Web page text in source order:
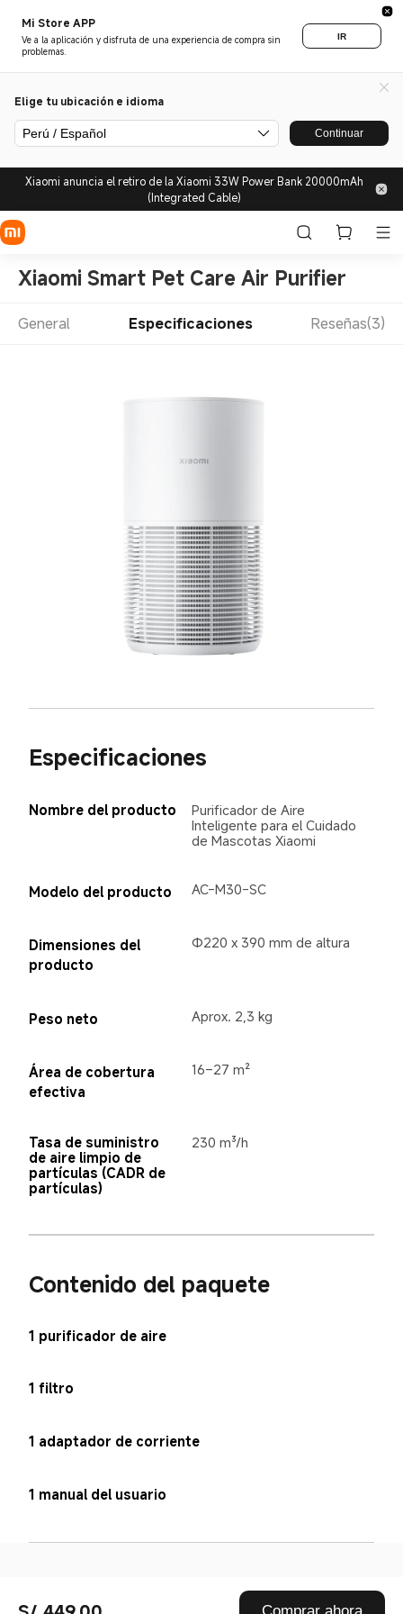
Mi Store APP
Ve a la aplicación y disfruta de una experiencia de compra sin
problemas.
IR
Elige tu ubicación e idioma
Perú / Español Continuar
Xiaomi anuncia el retiro de la Xiaomi 33W Power Bank 20000mAh
(Integrated Cable)
Xiaomi Smart Pet Care Air Purifier
General Especificaciones Reseñas(3)
Especificaciones
Nombre del producto
Purificador de Aire
Inteligente para el Cuidado
de Mascotas Xiaomi
Modelo del producto AC-M30-SC
Dimensiones del
producto
Φ220 x 390 mm de altura
Peso neto Aprox. 2,3 kg
Área de cobertura
efectiva
16–27 m²
Tasa de suministro
de aire limpio de
partículas (CADR de
partículas)
230 m³/h
Contenido del paquete
1 purificador de aire
1 filtro
1 adaptador de corriente
1 manual del usuario